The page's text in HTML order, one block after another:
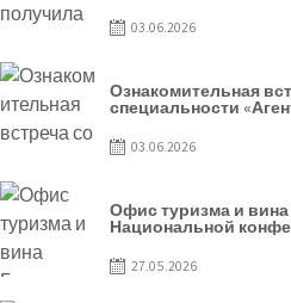
03.06.2026
Ознакомительная
специальности
03.06.2026
Офис туризма и вина
Национальной
туризма
27.05.2026